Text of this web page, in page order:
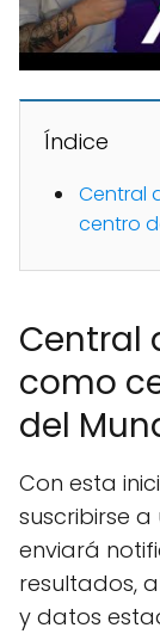
Índice
Central
centro
Central
como
del
Con esta
suscribirse
enviará
resultados,
y datos